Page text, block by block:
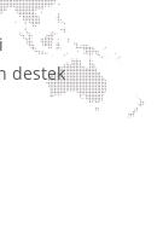
destek